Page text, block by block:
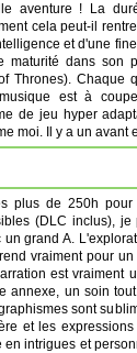
aventure ! La
cela peut-il
et d'une
maturité dans son
Thrones). Chaque
est à
de jeu hyper
moi. Il y a un avant
plus de 250h
(DLC inclus),
un grand A.
vraiment pour
est vraiment
annexe, un soin
sont
et les
en intrigues et